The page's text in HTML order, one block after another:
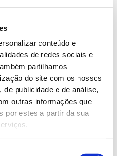
conteúdo e
de redes sociais e
partilhamos
do site com os nossos
publicidade e de análise,
outras informações que
por estes a partir da sua
3
116
4
257